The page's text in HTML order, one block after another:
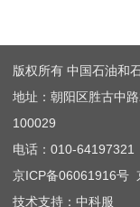
版权所有 中国石油和
地址：朝阳区胜古中
100029
电话：010-
京ICP备06061916号
技术支持：中科服